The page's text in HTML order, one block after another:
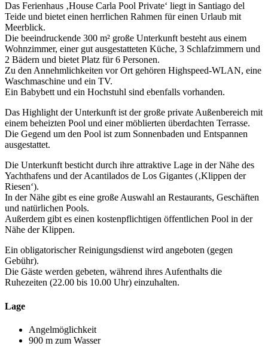
Das Ferienhaus ‚House Carla Pool Private‘ liegt in Santiago del
Teide und bietet einen herrlichen Rahmen für einen Urlaub mit
Meerblick.
Die beeindruckende 300 m² große Unterkunft besteht aus einem
Wohnzimmer, einer gut ausgestatteten Küche, 3 Schlafzimmern und
2 Bädern und bietet Platz für 6 Personen.
Zu den Annehmlichkeiten vor Ort gehören Highspeed-WLAN, eine
Waschmaschine und ein TV.
Ein Babybett und ein Hochstuhl sind ebenfalls vorhanden.
Das Highlight der Unterkunft ist der große private Außenbereich mit
einem beheizten Pool und einer möblierten überdachten Terrasse.
Die Gegend um den Pool ist zum Sonnenbaden und Entspannen
ausgestattet.
Die Unterkunft besticht durch ihre attraktive Lage in der Nähe des
Yachthafens und der Acantilados de Los Gigantes (‚Klippen der
Riesen‘).
In der Nähe gibt es eine große Auswahl an Restaurants, Geschäften
und natürlichen Pools.
Außerdem gibt es einen kostenpflichtigen öffentlichen Pool in der
Nähe der Klippen.
Ein obligatorischer Reinigungsdienst wird angeboten (gegen
Gebühr).
Die Gäste werden gebeten, während ihres Aufenthalts die
Ruhezeiten (22.00 bis 10.00 Uhr) einzuhalten.
Lage
Angelmöglichkeit
900 m zum Wasser